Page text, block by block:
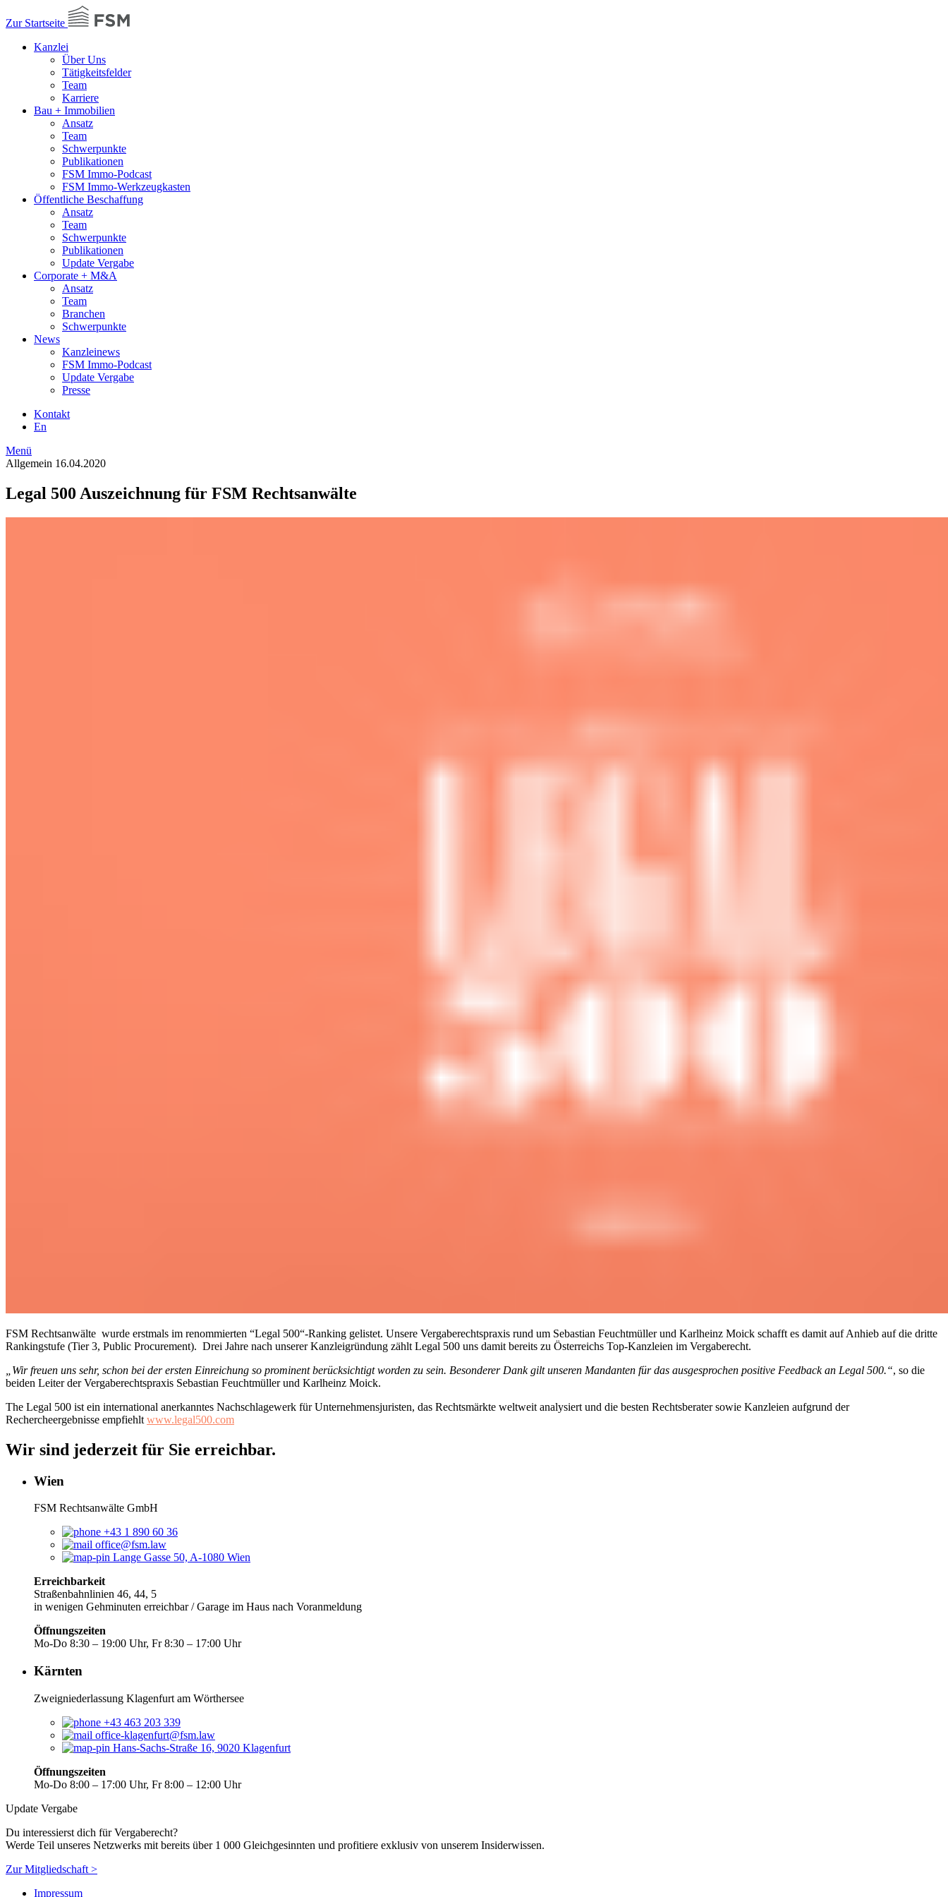
Zur Startseite
Kanzlei
Über Uns
Tätigkeitsfelder
Team
Karriere
Bau + Immobilien
Ansatz
Team
Schwerpunkte
Publikationen
FSM Immo-Podcast
FSM Immo-Werkzeugkasten
Öffentliche Beschaffung
Ansatz
Team
Schwerpunkte
Publikationen
Update Vergabe
Corporate + M&A
Ansatz
Team
Branchen
Schwerpunkte
News
Kanzleinews
FSM Immo-Podcast
Update Vergabe
Presse
Kontakt
En
Menü
Allgemein 16.04.2020
Legal 500 Auszeichnung für FSM Rechtsanwälte
FSM Rechtsanwälte wurde erstmals im renommierten “Legal 500“-Ranking gelistet. Unsere Vergaberechtspraxis rund um Sebastian Feuchtmüller und Karlheinz Moick schafft es damit auf Anhieb auf die dritte
Rankingstufe (Tier 3, Public Procurement). Drei Jahre nach unserer Kanzleigründung zählt Legal 500 uns damit bereits zu Österreichs Top-Kanzleien im Vergaberecht.
„Wir freuen uns sehr, schon bei der ersten Einreichung so prominent berücksichtigt worden zu sein. Besonderer Dank gilt unseren Mandanten für das ausgesprochen positive Feedback an Legal 500.“, so die
beiden Leiter der Vergaberechtspraxis Sebastian Feuchtmüller und Karlheinz Moick.
The Legal 500 ist ein international anerkanntes Nachschlagewerk für Unternehmensjuristen, das Rechtsmärkte weltweit analysiert und die besten Rechtsberater sowie Kanzleien aufgrund der
Rechercheergebnisse empfiehlt www.legal500.com
Wir sind jederzeit für Sie erreichbar.
Wien
FSM Rechtsanwälte GmbH
+43 1 890 60 36
office@fsm.law
Lange Gasse 50, A-1080 Wien
Erreichbarkeit
Straßenbahnlinien 46, 44, 5
in wenigen Gehminuten erreichbar / Garage im Haus nach Voranmeldung
Öffnungszeiten
Mo-Do 8:30 – 19:00 Uhr, Fr 8:30 – 17:00 Uhr
Kärnten
Zweigniederlassung Klagenfurt am Wörthersee
+43 463 203 339
office-klagenfurt@fsm.law
Hans-Sachs-Straße 16, 9020 Klagenfurt
Öffnungszeiten
Mo-Do 8:00 – 17:00 Uhr, Fr 8:00 – 12:00 Uhr
Update Vergabe
Du interessierst dich für Vergaberecht?
Werde Teil unseres Netzwerks mit bereits über 1 000 Gleichgesinnten und profitiere exklusiv von unserem Insiderwissen.
Zur Mitgliedschaft >
Impressum